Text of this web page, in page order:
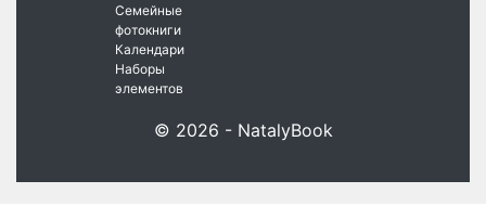
Семейные
фотокниги
Календари
Наборы
элементов
© 2026 - NatalyBook